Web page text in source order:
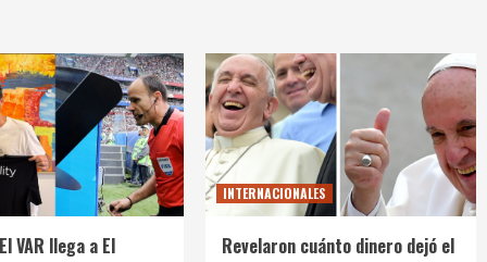
VAR llega a El
INTERNACIONALES
Revelaron cuánto dinero dejó el